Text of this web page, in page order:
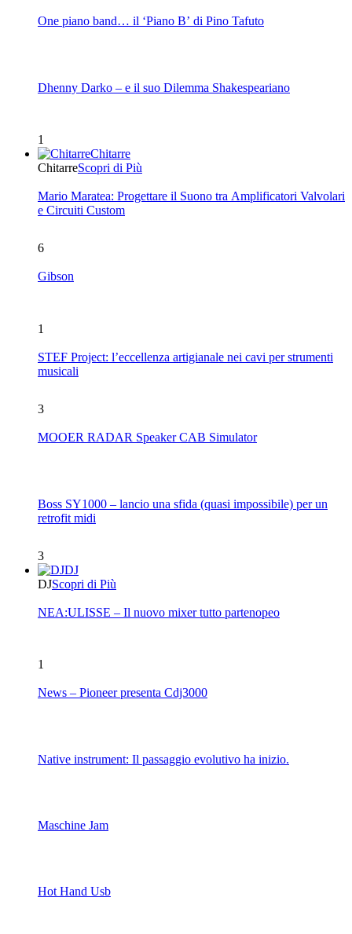
One piano band… il ‘Piano B’ di Pino Tafuto
Dhenny Darko – e il suo Dilemma Shakespeariano
1
Chitarre
ChitarreScopri di Più
Mario Maratea: Progettare il Suono tra Amplificatori Valvolari
e Circuiti Custom
6
Gibson
1
STEF Project: l’eccellenza artigianale nei cavi per strumenti
musicali
3
MOOER RADAR Speaker CAB Simulator
Boss SY1000 – lancio una sfida (quasi impossibile) per un
retrofit midi
3
DJ
DJScopri di Più
NEA:ULISSE – Il nuovo mixer tutto partenopeo
1
News – Pioneer presenta Cdj3000
Native instrument: Il passaggio evolutivo ha inizio.
Maschine Jam
Hot Hand Usb